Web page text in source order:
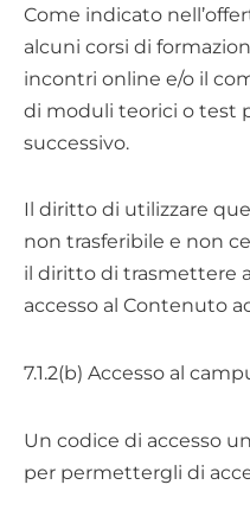
Come indicato
alcuni corsi di
incontri online e/o il
di moduli teorici o test
successivo.
Il diritto di utilizzare
non trasferibile e non
il diritto di trasmettere
accesso al Contenuto
7.1.2(b) Accesso al
Un codice di accesso
per permettergli di